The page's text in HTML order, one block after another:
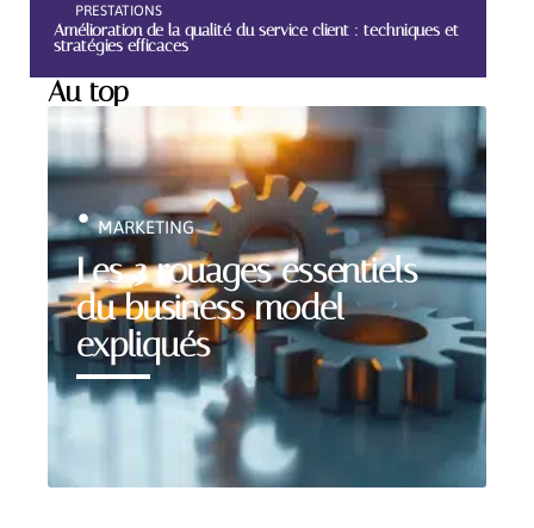
PRESTATIONS
Amélioration de la qualité du service client : techniques et
stratégies efficaces
Au top
Les 3 rouages essentiels
du business model
expliqués
MARKETING